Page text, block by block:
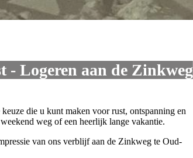
- Logeren aan de Zinkweg
die u kunt maken voor rust, ontspanning en
weg of een heerlijk lange vakantie.
van ons verblijf aan de Zinkweg te Oud-